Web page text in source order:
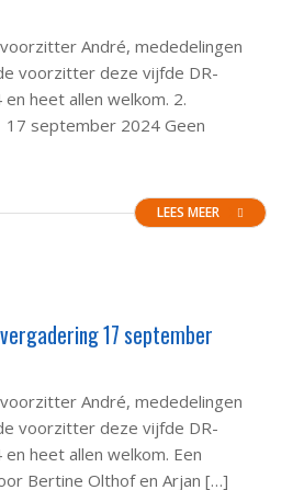
André, mededelingen
voorzitter deze vijfde DR-
heet allen welkom. 2.
september 2024 Geen
LEES MEER
17 september
André, mededelingen
voorzitter deze vijfde DR-
heet allen welkom. Een
Bertine Olthof en Arjan […]